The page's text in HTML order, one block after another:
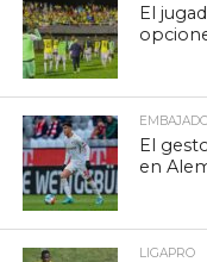
El
El
en
LIGAPRO